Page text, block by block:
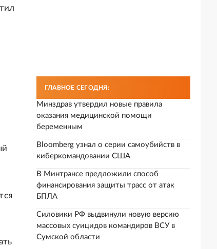
ГЛАВНОЕ СЕГОДНЯ:
Минздрав утвердил новые правила
оказания медицинской помощи
беременным
Bloomberg узнал о серии самоубийств в
киберкомандовании США
В Минтрансе предложили способ
финансирования защиты трасс от атак
БПЛА
Силовики РФ выдвинули новую версию
массовых суицидов командиров ВСУ в
Сумской области